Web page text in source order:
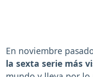
En noviembre
la sexta serie más